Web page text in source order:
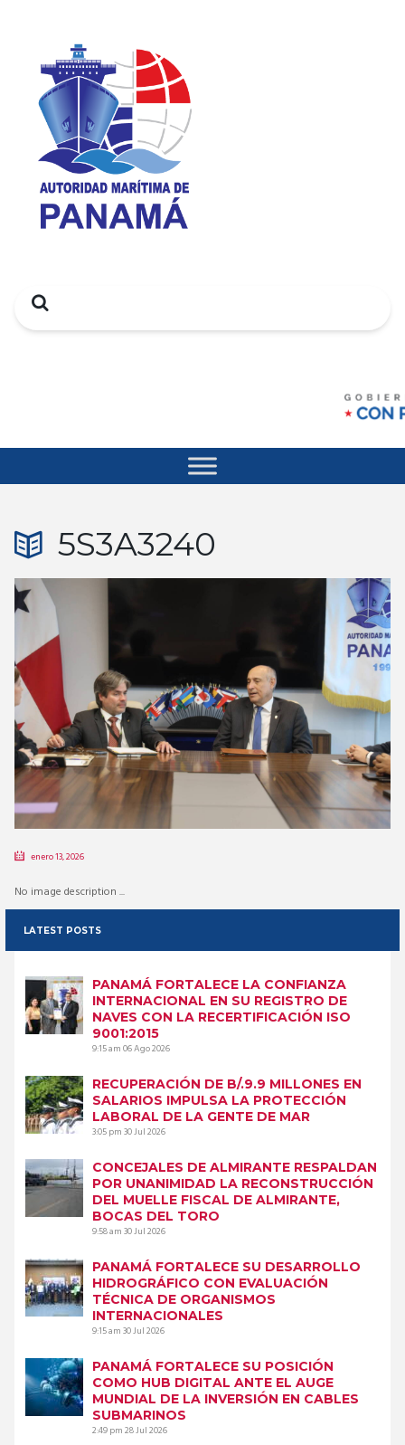
Search
5S3A3240
enero 13, 2026
No image description ...
LATEST POSTS
PANAMÁ FORTALECE LA CONFIANZA
INTERNACIONAL EN SU REGISTRO DE
NAVES CON LA RECERTIFICACIÓN ISO
9001:2015
9:15 am06 Ago 2026
RECUPERACIÓN DE B/.9.9 MILLONES EN
SALARIOS IMPULSA LA PROTECCIÓN
LABORAL DE LA GENTE DE MAR
3:05 pm30 Jul 2026
CONCEJALES DE ALMIRANTE RESPALDAN
POR UNANIMIDAD LA RECONSTRUCCIÓN
DEL MUELLE FISCAL DE ALMIRANTE,
BOCAS DEL TORO
9:58 am30 Jul 2026
PANAMÁ FORTALECE SU DESARROLLO
HIDROGRÁFICO CON EVALUACIÓN
TÉCNICA DE ORGANISMOS
INTERNACIONALES
9:15 am30 Jul 2026
PANAMÁ FORTALECE SU POSICIÓN
COMO HUB DIGITAL ANTE EL AUGE
MUNDIAL DE LA INVERSIÓN EN CABLES
SUBMARINOS
2:49 pm28 Jul 2026